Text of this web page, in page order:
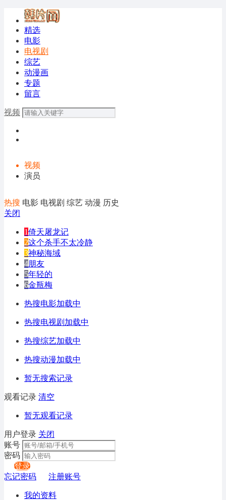
精选
电影
电视剧
综艺
动漫画
专题
留言
视频
视频
演员
热搜 电影 电视剧 综艺 动漫 历史
关闭
1倚天屠龙记
2这个杀手不太冷静
3神秘海域
4朋友
5年轻的
6金瓶梅
热搜电影加载中
热搜电视剧加载中
热搜综艺加载中
热搜动漫加载中
暂无搜索记录
观看记录 清空
暂无观看记录
用户登录 关闭
账号
密码
登录
忘记密码
注册账号
我的资料